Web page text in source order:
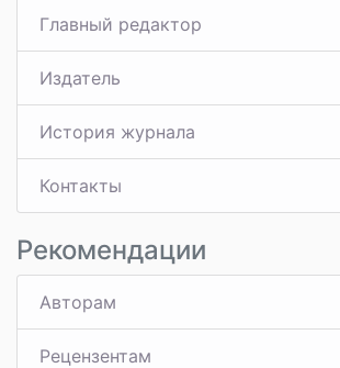
Главный редактор
Издатель
История журнала
Контакты
Рекомендации
Авторам
Рецензентам